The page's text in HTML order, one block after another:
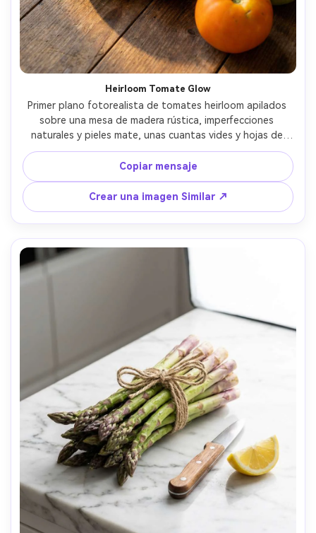
Heirloom Tomate Glow
Primer plano fotorealista de tomates heirloom apilados
sobre una mesa de madera rústica, imperfecciones
naturales y pieles mate, unas cuantas vides y hojas de
tomate, luz cálida de la ventana desde la izquierda, caída
suave de la sombra, aspecto de la lente de 50 mm,
profundidad de campo media poco profunda, ricos tonos
cálidos, fotografía de libro de cocina de alta gama,
textura ultra-realista-AR 4:5
Copiar mensaje
Crear una imagen Similar ↗